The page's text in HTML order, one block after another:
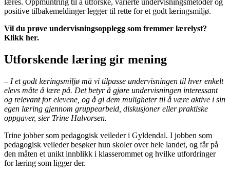
positive tilbakemeldinger legger til rette for et godt læringsmiljø.
Vil du prøve undervisningsopplegg som fremmer lærelyst?
Klikk her.
Utforskende læring gir mening
– I et godt læringsmiljø må vi tilpasse undervisningen til hver enkelt
elevs måte å lære på. Det betyr å gjøre undervisningen interessant
og relevant for elevene, og å gi dem muligheter til å være aktive i sin
egen læring gjennom gruppearbeid, diskusjoner eller praktiske
oppgaver, sier Trine Halvorsen.
Trine jobber som pedagogisk veileder i Gyldendal. I jobben som
pedagogisk veileder besøker hun skoler over hele landet, og får på
den måten et unikt innblikk i klasserommet og hvilke utfordringer
for læring som ligger der.